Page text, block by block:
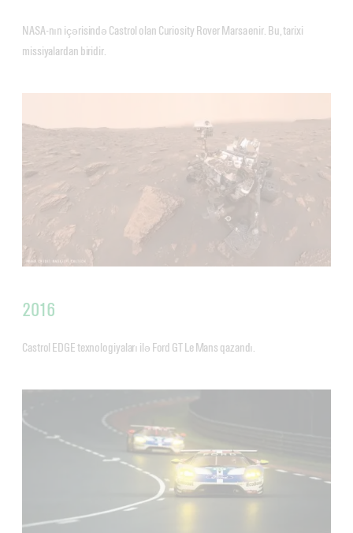
NASA-nın içərisində Castrol olan Curiosity Rover Marsa enir. Bu, tarixi
missiyalardan biridir.
2016
Castrol EDGE texnologiyaları ilə Ford GT Le Mans qazandı.